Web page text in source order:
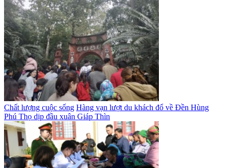
Chất lượng cuộc sống Hàng vạn lượt du khách đổ về Đền Hùng
Phú Thọ dịp đầu xuân Giáp Thìn